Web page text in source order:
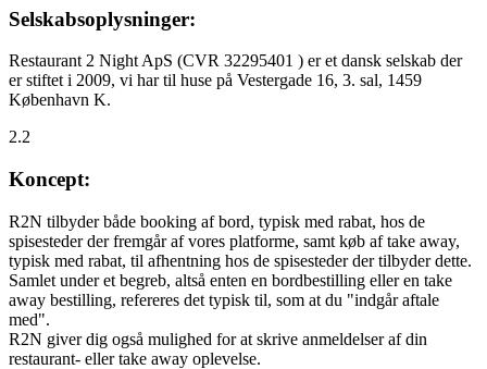
Selskabsoplysninger:
Restaurant 2 Night ApS (CVR 32295401 ) er et dansk selskab der
er stiftet i 2009, vi har til huse på Vestergade 16, 3. sal, 1459
København K.
2.2
Koncept:
R2N tilbyder både booking af bord, typisk med rabat, hos de
spisesteder der fremgår af vores platforme, samt køb af take away,
typisk med rabat, til afhentning hos de spisesteder der tilbyder dette.
Samlet under et begreb, altså enten en bordbestilling eller en take
away bestilling, refereres det typisk til, som at du "indgår aftale
med".
R2N giver dig også mulighed for at skrive anmeldelser af din
restaurant- eller take away oplevelse.